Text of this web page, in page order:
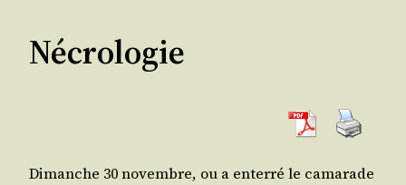
Nécrologie
Dimanche 30 novembre, ou a enter­ré le cama­rade